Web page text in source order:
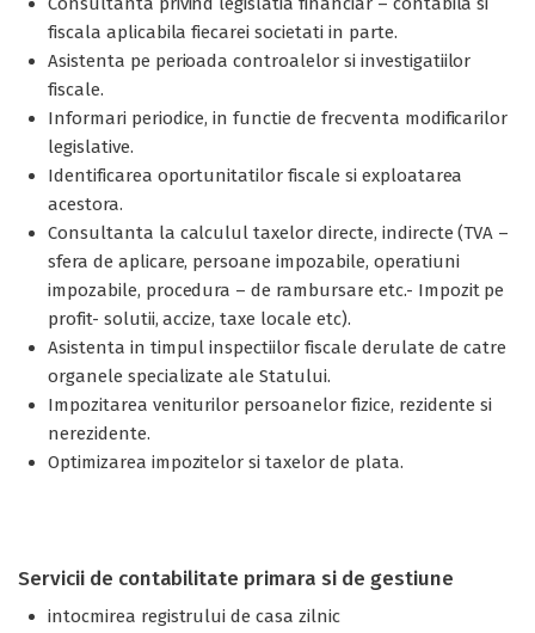
fiscala aplicabila fiecarei societati in parte.
Asistenta pe perioada controalelor si investigatiilor
fiscale.
Informari periodice, in functie de frecventa modificarilor
legislative.
Identificarea oportunitatilor fiscale si exploatarea
acestora.
Consultanta la calculul taxelor directe, indirecte (TVA –
sfera de aplicare, persoane impozabile, operatiuni
impozabile, procedura – de rambursare etc.- Impozit pe
profit- solutii, accize, taxe locale etc).
Asistenta in timpul inspectiilor fiscale derulate de catre
organele specializate ale Statului.
Impozitarea veniturilor persoanelor fizice, rezidente si
nerezidente.
Optimizarea impozitelor si taxelor de plata.
Servicii de contabilitate primara si de gestiune
intocmirea registrului de casa zilnic